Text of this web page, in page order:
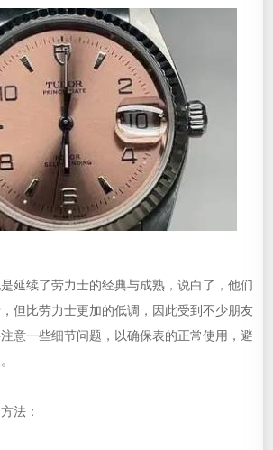
续了劳力士的经典与成熟，说白了，他们
但比劳力士更加的低调，因此受到不少朋友
意一些细节问题，以确保表的正常使用，避
法：